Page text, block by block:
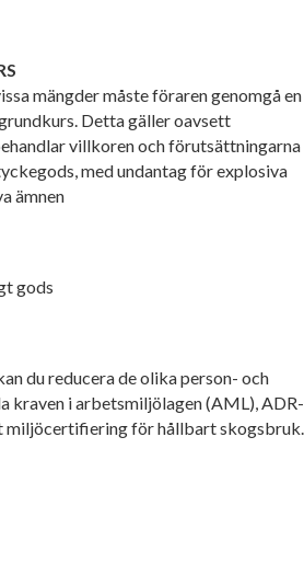
mängder måste föraren genomgå en
Detta gäller oavsett
villkoren och förutsättningarna
med undantag för explosiva
ämnen
gods
du reducera de olika person- och
kraven i arbetsmiljölagen (AML), ADR-
miljöcertifiering för hållbart skogsbruk.